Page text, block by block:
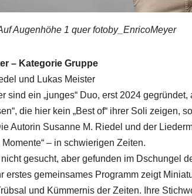
Augenhöhe 1 quer fotoby_EnricoMeyer
– Kategorie Gruppe
und Lukas Meister
sind ein „junges“ Duo, erst 2024 gegründet,
die hier kein „Best of“ ihrer Soli zeigen,
Autorin Susanne M. Riedel und der
Momente“ – in schwierigen Zeiten.
gesucht, aber gefunden im Dschungel
erstes gemeinsames Programm zeigt
und Kümmernis der Zeiten. Ihre